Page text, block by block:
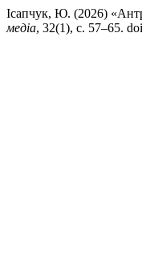
Ісапчук, Ю. (2026)
медіа, 32(1), с. 57–65.